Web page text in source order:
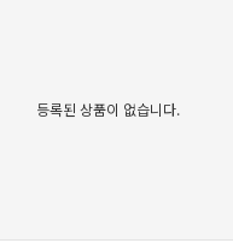
등록된 상품이 없습니다.